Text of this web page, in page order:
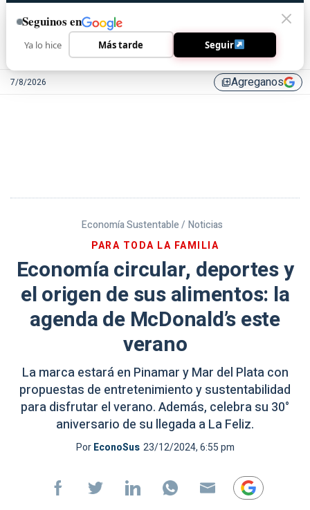
7/8/2026 library_addAgreganos
Economía Sustentable / Noticias
PARA TODA LA FAMILIA
Economía circular, deportes y
el origen de sus alimentos: la
agenda de McDonald’s este
verano
La marca estará en Pinamar y Mar del Plata con
propuestas de entretenimiento y sustentabilidad
para disfrutar el verano. Además, celebra su 30°
aniversario de su llegada a La Feliz.
PorEconoSus 23/12/2024, 6:55 pm
Seguinos en
Ya lo hice Más tarde Seguir